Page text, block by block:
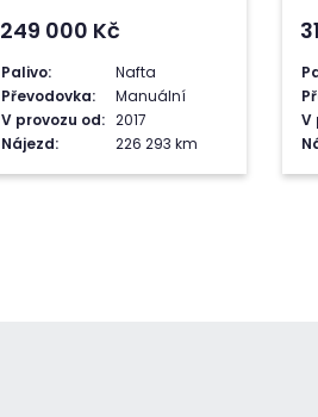
249 000 Kč
Palivo:
Nafta
Převodovka:
Manuální
V provozu od: 2017
Nájezd:
226 293 km
V